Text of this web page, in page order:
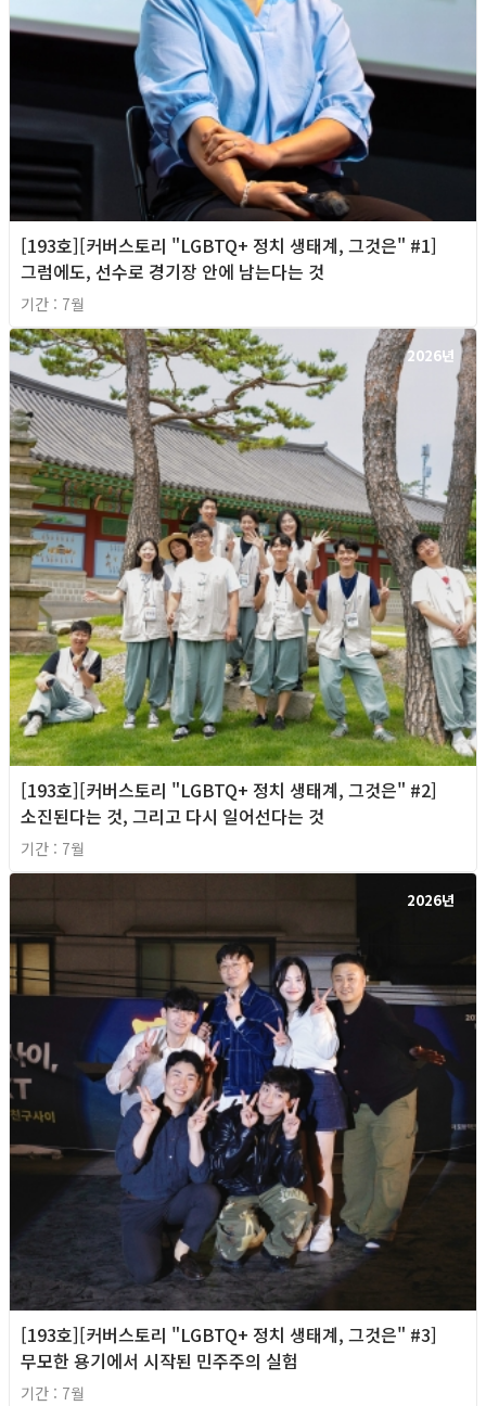
[193호][커버스토리 "LGBTQ+ 정치 생태계, 그것은" #1]
그럼에도, 선수로 경기장 안에 남는다는 것
기간 : 7월
2026년
[193호][커버스토리 "LGBTQ+ 정치 생태계, 그것은" #2]
소진된다는 것, 그리고 다시 일어선다는 것
기간 : 7월
2026년
[193호][커버스토리 "LGBTQ+ 정치 생태계, 그것은" #3]
무모한 용기에서 시작된 민주주의 실험
기간 : 7월